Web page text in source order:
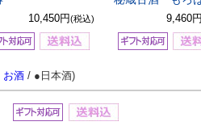
10,450円(税込) 9,460
お酒 / ●日本酒)